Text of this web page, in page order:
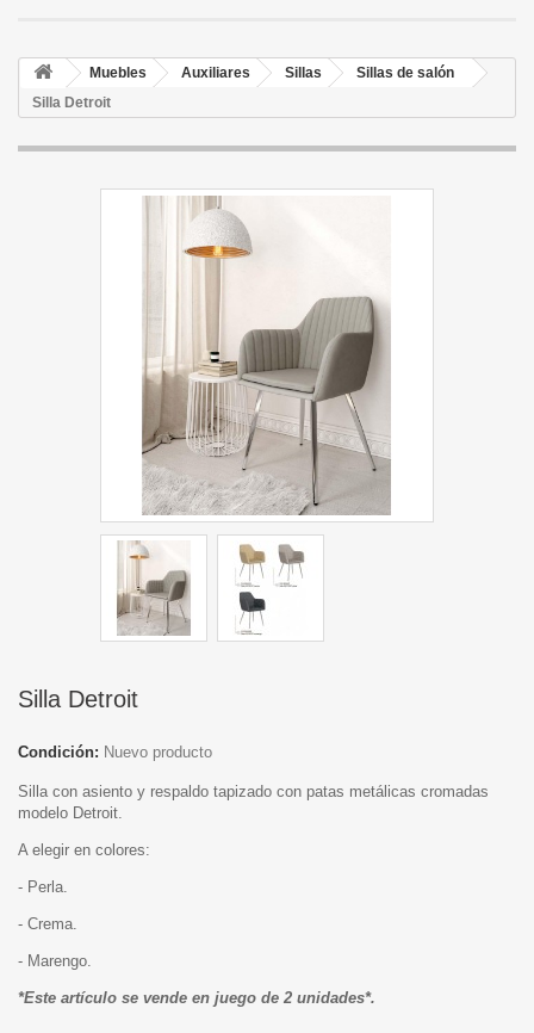
Muebles Auxiliares Sillas
Sillas de salón
Silla Detroit
Silla Detroit
Condición: Nuevo producto
Silla con asiento y respaldo tapizado con patas metálicas cromadas
modelo Detroit.
A elegir en colores:
- Perla.
- Crema.
- Marengo.
*Este artículo se vende en juego de 2 unidades*.